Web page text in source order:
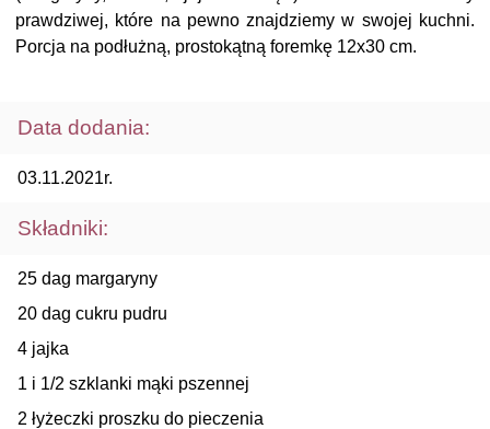
prawdziwej, które na pewno znajdziemy w swojej kuchni.
Porcja na podłużną, prostokątną foremkę 12x30 cm.
Data dodania:
03.11.2021r.
Składniki:
25 dag margaryny
20 dag cukru pudru
4 jajka
1 i 1/2 szklanki mąki pszennej
2 łyżeczki proszku do pieczenia